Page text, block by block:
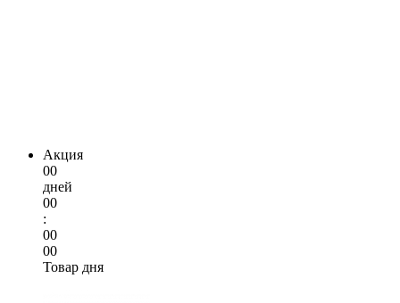
Акция
00
дней
00
:
00
00
Товар дня